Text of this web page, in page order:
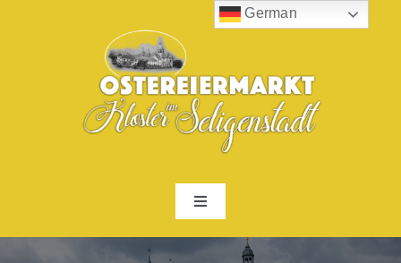
Toggle
Navigation
German